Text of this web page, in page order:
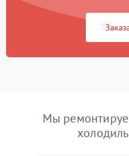
Мы